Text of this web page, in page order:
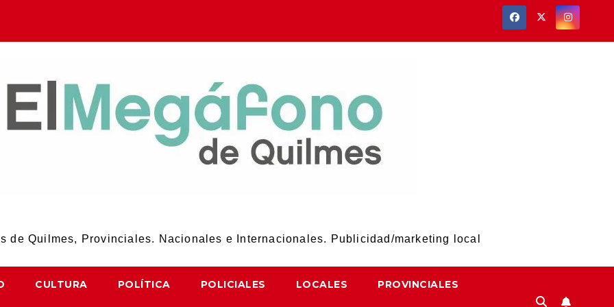
de Quilmes, Provinciales. Nacionales e Internacionales. Publicidad/marketing local
CULTURA POLÍTICA POLICIALES LOCALES PROVINCIALES